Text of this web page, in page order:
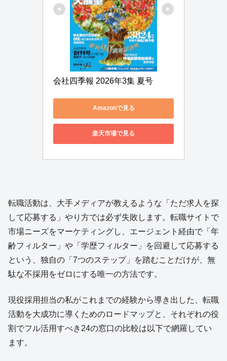
会社四季報 2026年3集 夏号
Amazonで見る
楽天市場で見る
転職活動は、大手メディアが教えるような「ただ求人を探
して応募する」やり方では必ず失敗します。転職サイトで
市場ニーズをマーケティングし、エージェント経由で「年
齢フィルター」や「学歴フィルター」を回避して応募する
という、独自の「7つのステップ」を踏むことだけが、無
駄な不採用をゼロにする唯一の方法です。
現役採用担当の私がこれまでの経験から導き出した、転職
活動を大成功に導くためのロードマップと、それぞれの役
割でフル活用すべき24の窓口の比較は以下で網羅してい
ます。